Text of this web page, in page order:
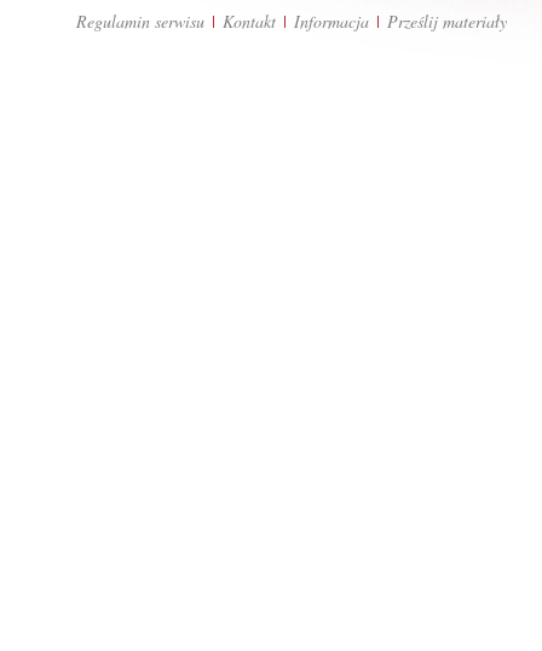
Regulamin serwisu | Kontakt | Informacja | Prześlij materiały